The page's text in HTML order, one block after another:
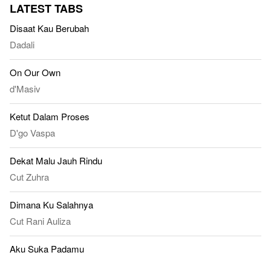
LATEST TABS
Disaat Kau Berubah
Dadali
On Our Own
d'Masiv
Ketut Dalam Proses
D'go Vaspa
Dekat Malu Jauh Rindu
Cut Zuhra
Dimana Ku Salahnya
Cut Rani Auliza
Aku Suka Padamu